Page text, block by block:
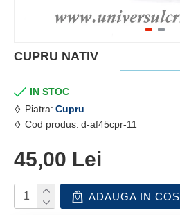
CUPRU NATIV
IN STOC
Piatra: Cupru
Cod produs: d-af45cpr-11
45,00 Lei
ADAUGA IN COS